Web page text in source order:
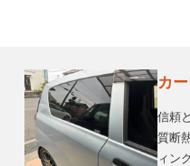
カ
信頼
質断
ィン